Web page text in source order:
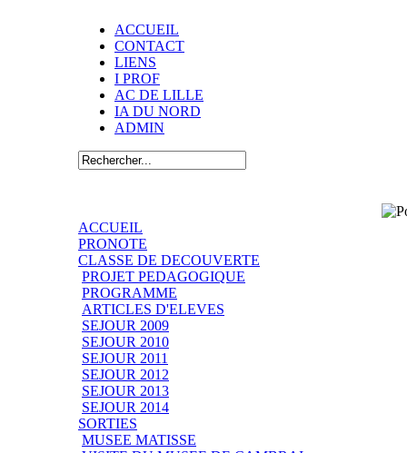
ACCUEIL
CONTACT
LIENS
I PROF
AC DE LILLE
IA DU NORD
ADMIN
ACCUEIL
PRONOTE
CLASSE DE DECOUVERTE
PROJET PEDAGOGIQUE
PROGRAMME
ARTICLES D'ELEVES
SEJOUR 2009
SEJOUR 2010
SEJOUR 2011
SEJOUR 2012
SEJOUR 2013
SEJOUR 2014
SORTIES
MUSEE MATISSE